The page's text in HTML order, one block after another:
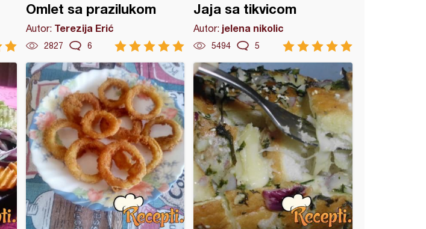
Omlet sa prazilukom
Autor: Terezija Erić
2827 6
Jaja sa tikvicom
Autor: jelena nikolic
5494 5